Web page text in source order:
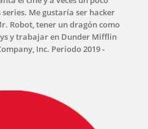
series. Me gustaría ser hacker
Robot, tener un dragón como
y trabajar en Dunder Mifflin
Inc. Periodo 2019 -